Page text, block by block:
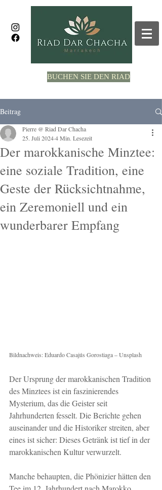
BUCHEN SIE DEN RIAD
Beitrag
Der marokkanische Minztee:
eine soziale Tradition, eine
Geste der Rücksichtnahme,
ein Zeremoniell und ein
wunderbarer Empfang
Pierre @ Riad Dar Chacha
25. Juli 20244 Min. Lesezeit
Bildnachweis: Eduardo Casajús Gorostiaga – Unsplash
Der Ursprung der marokkanischen Tradition
des Minztees ist ein faszinierendes
Mysterium, das die Geister seit
Jahrhunderten fesselt. Die Berichte gehen
auseinander und die Historiker streiten, aber
eines ist sicher: Dieses Getränk ist tief in der
marokkanischen Kultur verwurzelt.
Manche behaupten, die Phönizier hätten den